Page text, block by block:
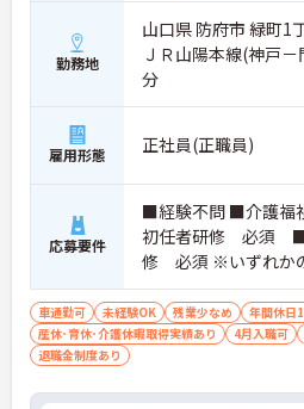
勤務地
山口県 防府市 緑町1
ＪＲ山陽本線(神戸
分
雇用形態 正社員(正職員)
応募要件
■経験不問 ■介護
初任者研修 必須 ■
修 必須 ※いずれか
車通勤可 未経験OK 残業少なめ
年間休日
産休･育休･介護休暇取得実績あり
4月入職可
退職金制度あり